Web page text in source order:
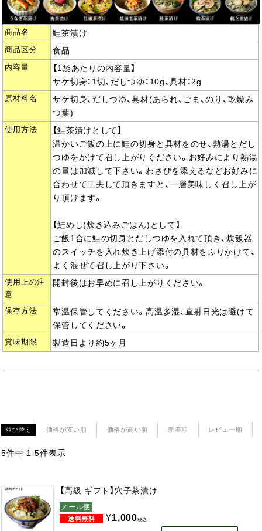
商品名 鮭茶漬け
商品区分 食品
内容量
【1袋あたりの内容量】
サケ切身：1切、だしつゆ：10g、具材：2g
原材料名
サケ切身、だしつゆ、具材(あられ、ごま、のり、乾燥み
つ葉)
使用方法
【鮭茶漬けとして】
温かいご飯の上に鮭の切身と具材をのせ、熱湯とだし
つゆをかけて召し上がりください。お好みにより熱湯
の量は加減して下さい。わさびを添えるなどお好みに
合わせて工夫して頂きますと、一層美味しく召し上が
り頂けます。
【鮭めし(炊き込みごはん)として】
ご飯1合に鮭の切身とだしつゆを入れて頂き、炊飯器
のスイッチを入れ炊き上げ添付の具材をふりかけて、
よく混ぜて召し上がり下さい。
使用上の注
意
開封後はお早めに召し上がりください。
保存方法
常温保管してください。高温多湿、直射日光は避けて
保管してください。
賞味期限 製造日より約5ヶ月
並び替え 価格が安い順 価格が高い順 新着順 レビュー順
5件中 1-5件表示
【高級 ギフト】穴子茶漬け
メール便
¥1,000税込